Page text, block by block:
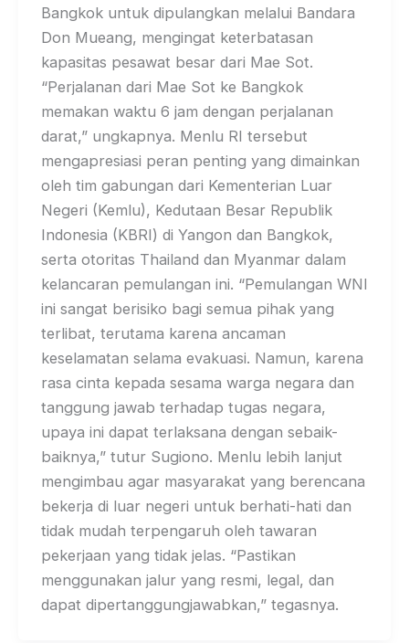
Bangkok untuk dipulangkan melalui Bandara
Don Mueang, mengingat keterbatasan
kapasitas pesawat besar dari Mae Sot.
“Perjalanan dari Mae Sot ke Bangkok
memakan waktu 6 jam dengan perjalanan
darat,” ungkapnya. Menlu RI tersebut
mengapresiasi peran penting yang dimainkan
oleh tim gabungan dari Kementerian Luar
Negeri (Kemlu), Kedutaan Besar Republik
Indonesia (KBRI) di Yangon dan Bangkok,
serta otoritas Thailand dan Myanmar dalam
kelancaran pemulangan ini. “Pemulangan WNI
ini sangat berisiko bagi semua pihak yang
terlibat, terutama karena ancaman
keselamatan selama evakuasi. Namun, karena
rasa cinta kepada sesama warga negara dan
tanggung jawab terhadap tugas negara,
upaya ini dapat terlaksana dengan sebaik-
baiknya,” tutur Sugiono. Menlu lebih lanjut
mengimbau agar masyarakat yang berencana
bekerja di luar negeri untuk berhati-hati dan
tidak mudah terpengaruh oleh tawaran
pekerjaan yang tidak jelas. “Pastikan
menggunakan jalur yang resmi, legal, dan
dapat dipertanggungjawabkan,” tegasnya.